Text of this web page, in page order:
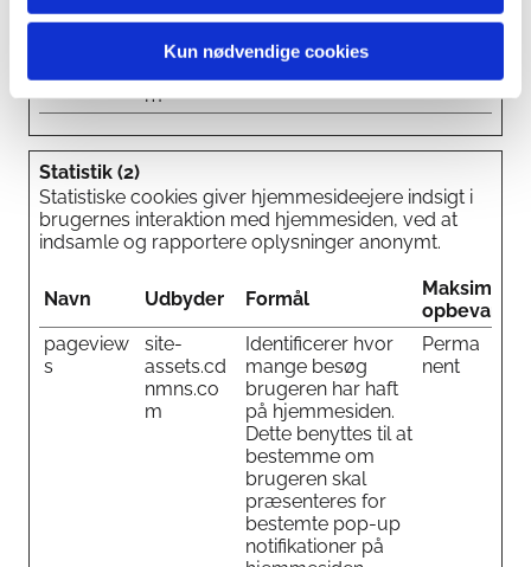
Kun nødvendige cookies
tristan-
weigelt.pl
m
tværs af
sideforespørgsler.
Statistik (2)
Statistiske cookies giver hjemmesideejere indsigt i
brugernes interaktion med hjemmesiden, ved at
indsamle og rapportere oplysninger anonymt.
Navn Udbyder Formål
Maksimal
pageview
s
site-
assets.cd
nmns.co
m
Identificerer hvor
mange besøg
brugeren har haft
på hjemmesiden.
Dette benyttes til at
bestemme om
brugeren skal
præsenteres for
bestemte pop-up
notifikationer på
Perma
nent